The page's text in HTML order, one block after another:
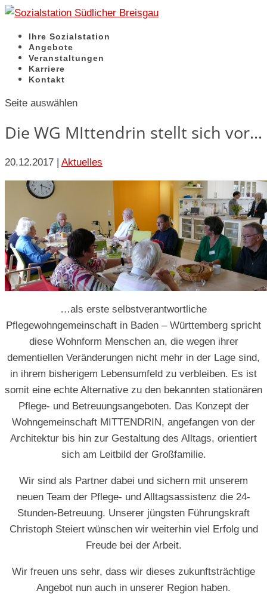
Ihre Sozialstation
Angebote
Veranstaltungen
Karriere
Kontakt
Seite auswählen
Die WG MIttendrin stellt sich vor…
20.12.2017 | Aktuelles
…als erste selbstverantwortliche
Pflegewohngemeinschaft in Baden – Württemberg spricht
diese Wohnform Menschen an, die wegen ihrer
dementiellen Veränderungen nicht mehr in der Lage sind,
in ihrem bisherigem Lebensumfeld zu verbleiben. Es ist
somit eine echte Alternative zu den bekannten stationären
Pflege- und Betreuungsangeboten. Das Konzept der
Wohngemeinschaft MITTENDRIN, angefangen von der
Architektur bis hin zur Gestaltung des Alltags, orientiert
sich am Leitbild der Großfamilie.
Wir sind als Partner dabei und sichern mit unserem
neuen Team der Pflege- und Alltagsassistenz die 24-
Stunden-Betreuung. Unserer jüngsten Führungskraft
Christoph Steiert wünschen wir weiterhin viel Erfolg und
Freude bei der Arbeit.
Wir freuen uns sehr, dass wir dieses zukunftsträchtige
Angebot nun auch in unserer Region haben.